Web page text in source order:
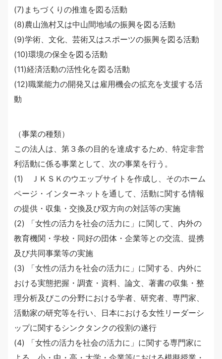
(7)まちづくりの推進を図る活動
(8)農山漁村又は中山間地域の振興を図る活動
(9)学術、文化、芸術又はスポーツの振興を図る活動
(10)環境の保全を図る活動
(11)経済活動の活性化を図る活動
(12)職業能力の開発又は雇用機会の拡充を支援する活
動
（事業の種類）
この法人は、第３条の目的を達成するため、特定非営
利活動に係る事業として、次の事業を行う。
(1) ＪＫＳＫのウエッブサイトを作成し、そのホーム
ページ・インターネットを通して、活動に関する情報
の提供・収集・交換及び双方向の対話等の実施
(2) 「女性の活力を社会の活力に」に関して、内外の
教育機関・学校・同好の団体・企業等との交流、提携
及び共同事業等の実施
(3) 「女性の活力を社会の活力に」に関する、内外に
おける実態把握・調査・資料、論文、著書の収集・整
理分析及びこの分野における学者、研究者、専門家、
活動家の研究等を行い、日本における女性リーダーシ
ップに関するシンクタンクの役割の遂行
(4) 「女性の活力を社会の活力に」に関する専門家に